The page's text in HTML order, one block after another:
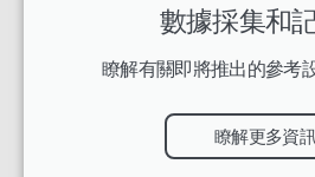
數據採集和
瞭解有關即將推出的參考
瞭解更多資